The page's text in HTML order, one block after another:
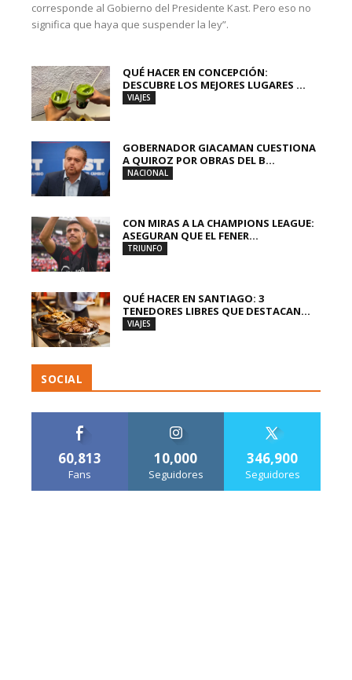
corresponde al Gobierno del Presidente Kast. Pero eso no
significa que haya que suspender la ley”.
QUÉ HACER EN CONCEPCIÓN:
DESCUBRE LOS MEJORES LUGARES ...
VIAJES
GOBERNADOR GIACAMAN CUESTIONA
A QUIROZ POR OBRAS DEL B...
NACIONAL
CON MIRAS A LA CHAMPIONS LEAGUE:
ASEGURAN QUE EL FENER...
TRIUNFO
QUÉ HACER EN SANTIAGO: 3
TENEDORES LIBRES QUE DESTACAN...
VIAJES
SOCIAL
60,813
Fans
10,000
Seguidores
346,900
Seguidores